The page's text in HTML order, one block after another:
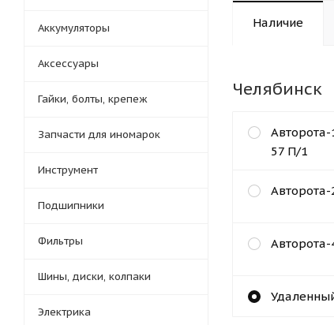
Наличие
Челябинск
Авторота-
57 П/1
Авторота-
Авторота-
Аккумуляторы
Аксессуары
Гайки, болты, крепеж
Запчасти для иномарок
Инструмент
Подшипники
Фильтры
Шины, диски, колпаки
Электрика